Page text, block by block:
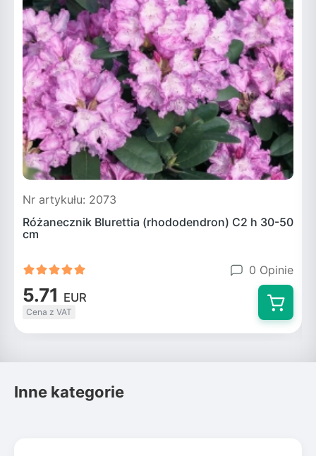
Nr artykułu: 2073
Różanecznik Blurettia (rhododendron) C2 h 30-50
cm
0 Opinie
5.71 EUR
Cena z VAT
Inne kategorie